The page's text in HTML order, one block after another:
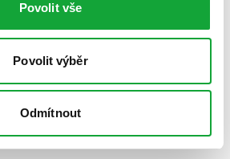
Povolit vše
Povolit výběr
Odmítnout